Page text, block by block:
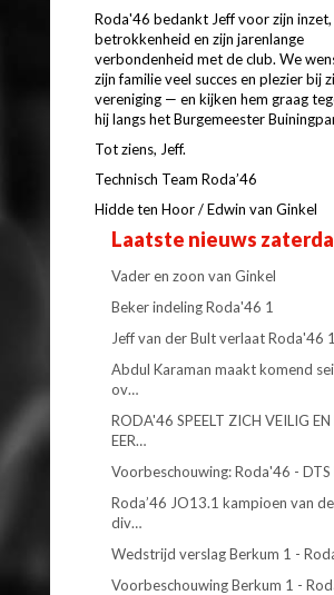
Roda'46 bedankt Jeff voor zijn inzet,
betrokkenheid en zijn jarenlange
verbondenheid met de club. We
zijn familie veel succes en plezier bij
vereniging — en kijken hem graag
hij langs het Burgemeester
Tot ziens, Jeff.
Technisch Team Roda’46
Hidde ten Hoor / Edwin van Ginkel
Laatste nieuws
Vader en zoon van Ginkel
Beker indeling Roda'46 1
Jeff van der Bult verlaat Roda'46 1
Abdul Karaman maakt komend
ov…
RODA'46 SPEELT ZICH VEILIG EN
EER…
Voorbeschouwing: Roda'46 - DTS
Roda’46 JO13.1 kampioen van
div…
Wedstrijd verslag Berkum 1 -
Voorbeschouwing Berkum 1 -